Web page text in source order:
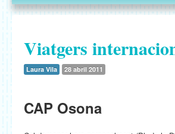
Viatgers
Laura Vila 28 abril 2011
CAP Osona